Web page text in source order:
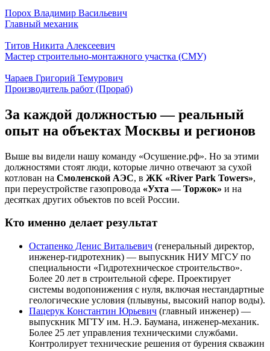
Порох Владимир Васильевич
Главный механик
Титов Никита Алексеевич
Мастер строительно-монтажного участка (СМУ)
Чараев Григорий Темурович
Производитель работ (Прораб)
За каждой должностью — реальный
опыт на объектах Москвы и регионов
Выше вы видели нашу команду «Осушение.рф». Но за этими
должностями стоят люди, которые лично отвечают за сухой
котлован на Смоленской АЭС, в ЖК «River Park Towers»,
при переустройстве газопровода «Ухта — Торжок» и на
десятках других объектов по всей России.
Кто именно делает результат
Остапенко Денис Витальевич (генеральный директор,
инженер-гидротехник) — выпускник НИУ МГСУ по
специальности «Гидротехническое строительство».
Более 20 лет в строительной сфере. Проектирует
системы водопонижения с нуля, включая нестандартные
геологические условия (плывуны, высокий напор воды).
Пацерук Константин Юрьевич (главный инженер) —
выпускник МГТУ им. Н.Э. Баумана, инженер-механик.
Более 25 лет управления техническими службами.
Контролирует технические решения от бурения скважин